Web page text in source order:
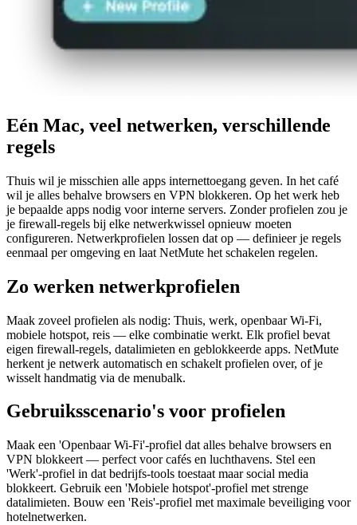
Eén Mac, veel netwerken, verschillende
regels
Thuis wil je misschien alle apps internettoegang geven. In het café
wil je alles behalve browsers en VPN blokkeren. Op het werk heb
je bepaalde apps nodig voor interne servers. Zonder profielen zou je
je firewall-regels bij elke netwerkwissel opnieuw moeten
configureren. Netwerkprofielen lossen dat op — definieer je regels
eenmaal per omgeving en laat NetMute het schakelen regelen.
Zo werken netwerkprofielen
Maak zoveel profielen als nodig: Thuis, werk, openbaar Wi-Fi,
mobiele hotspot, reis — elke combinatie werkt. Elk profiel bevat
eigen firewall-regels, datalimieten en geblokkeerde apps. NetMute
herkent je netwerk automatisch en schakelt profielen over, of je
wisselt handmatig via de menubalk.
Gebruiksscenario's voor profielen
Maak een 'Openbaar Wi-Fi'-profiel dat alles behalve browsers en
VPN blokkeert — perfect voor cafés en luchthavens. Stel een
'Werk'-profiel in dat bedrijfs-tools toestaat maar social media
blokkeert. Gebruik een 'Mobiele hotspot'-profiel met strenge
datalimieten. Bouw een 'Reis'-profiel met maximale beveiliging voor
hotelnetwerken.